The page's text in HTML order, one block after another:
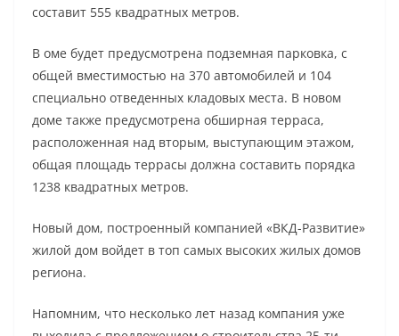
составит 555 квадратных метров.
В оме будет предусмотрена подземная парковка, с
общей вместимостью на 370 автомобилей и 104
специально отведенных кладовых места. В новом
доме также предусмотрена обширная терраса,
расположенная над вторым, выступающим этажом,
общая площадь террасы должна составить порядка
1238 квадратных метров.
Новый дом, построенный компанией «ВКД-Развитие»
жилой дом войдет в топ самых высоких жилых домов
региона.
Напомним, что несколько лет назад компания уже